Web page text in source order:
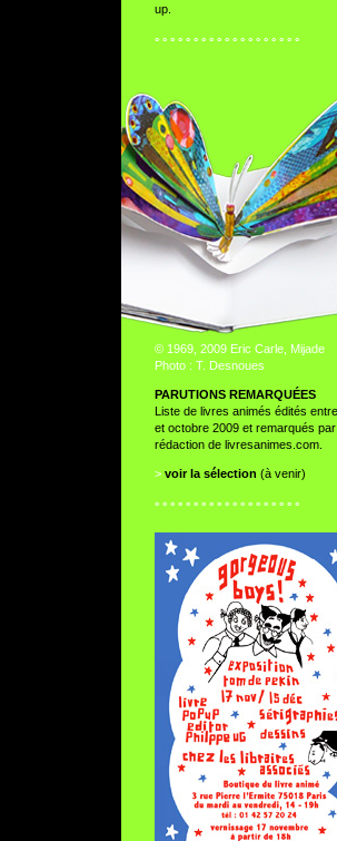
up.
° ° ° ° ° ° ° ° ° ° ° ° ° ° ° ° ° ° °
© 1969, 2009 Eric Carle, Mijade
Photo : T. Desnoues
PARUTIONS REMARQUÉES
Liste de livres animés édités
et octobre 2009 et remarqués par
rédaction de livresanimes.com.
> voir la sélection (à venir)
° ° ° ° ° ° ° ° ° ° ° ° ° ° ° ° ° ° °